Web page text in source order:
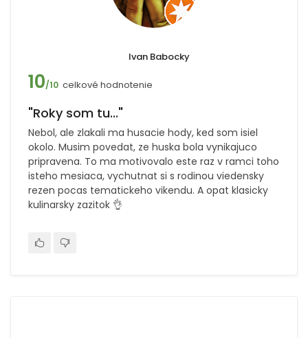
Ivan Babocky
10/10 celkové hodnotenie
"Roky som tu..."
Nebol, ale zlakali ma husacie hody, ked som isiel
okolo. Musim povedat, ze huska bola vynikajuco
pripravena. To ma motivovalo este raz v ramci toho
isteho mesiaca, vychutnat si s rodinou viedensky
rezen pocas tematickeho vikendu. A opat klasicky
kulinarsky zazitok 👌